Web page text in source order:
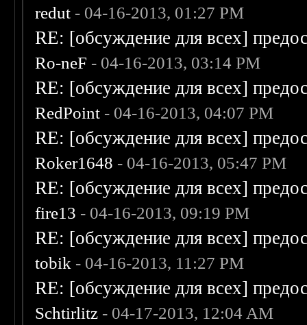
redut - 04-16-2013, 01:27 PM
RE: [обсуждение для всех]
Ro-neF - 04-16-2013, 03:14 PM
RE: [обсуждение для всех]
RedPoint - 04-16-2013, 04:07 PM
RE: [обсуждение для всех]
Roker1648 - 04-16-2013, 05:47 PM
RE: [обсуждение для всех]
fire13 - 04-16-2013, 09:19 PM
RE: [обсуждение для всех]
tobik - 04-16-2013, 11:27 PM
RE: [обсуждение для всех]
Schtirlitz - 04-17-2013, 12:04 AM